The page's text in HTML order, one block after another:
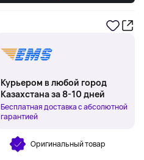
Курьером в любой город
Казахстана за 8-10 дней
Бесплатная доставка с абсолютной
гарантией
Оригинальный товар